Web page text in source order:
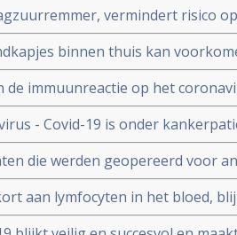
vermindert risico
dat er mechanisch beademd
binnen thuis kan
coronavirus - COVID-19 blijkt
de immuunreactie op het
hoe de ziekte zich zal
- Covid-19 is onder
maar voor extra risico
internationale studie.
die werden geopereerd voor
die vooraf of binnen een
Covid-19 blijkt uit grote
aan lymfocyten in het bloed,
sterfterisico bij patienten